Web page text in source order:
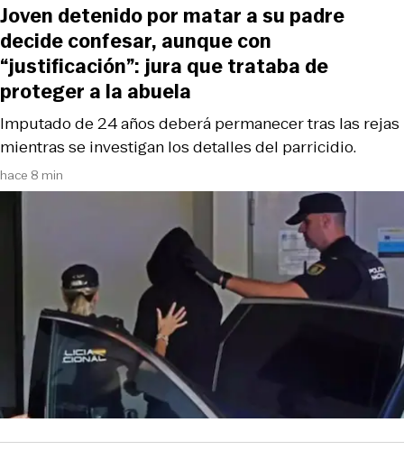
hace 8 min
Imputado de 24 años deberá permanecer tras las rejas
mientras se investigan los detalles del parricidio.
Joven detenido por matar a su padre
decide confesar, aunque con
“justificación”: jura que trataba de
proteger a la abuela